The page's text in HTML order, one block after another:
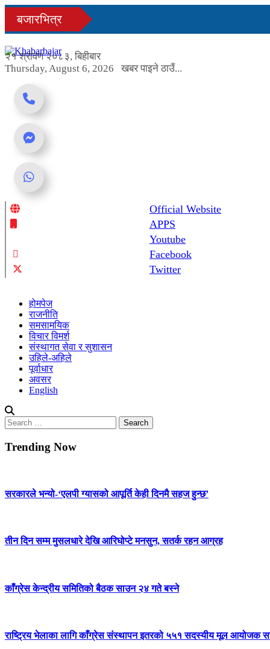
Skip
content
बजारभित्र
२१ श्रावण २०८३, बिहीबार
Thursday, August 6, 2026
खबर पाइने ठाउँ...
Online News Portal
Official Website
APPS
Youtube
Facebook
Twitter
होमपेज
राजनीति
समसामयिक
विचार विमर्श
संस्थागत सेवा र सुशासन
उहिले-अहिले
पूर्वाधार
अवसर
English
Search
for:
Trending Now
सरकारले भन्यो-‘एलपी ग्यासको आपूर्ति केही दिनमै सहज हुन्छ’
तीन दिन सम्म मुसलधारे देखि आरिघोप्टे मनसुन, सतर्क रहन आग्रह
काँग्रेस केन्द्रीय समितिको बैठक साउन २४ गते बस्ने
राष्ट्रिय भेलाका लागि काँग्रेस संस्थापन इतरको ५५१ सदस्यीय मूल आयोजक